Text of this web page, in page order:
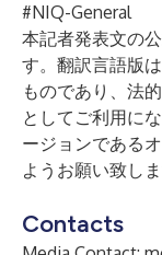
#NIQ-General
本記者発表文の
す。翻訳言語版
ものであり、法
としてご利用に
ージョンである
ようお願い致しま
Contacts